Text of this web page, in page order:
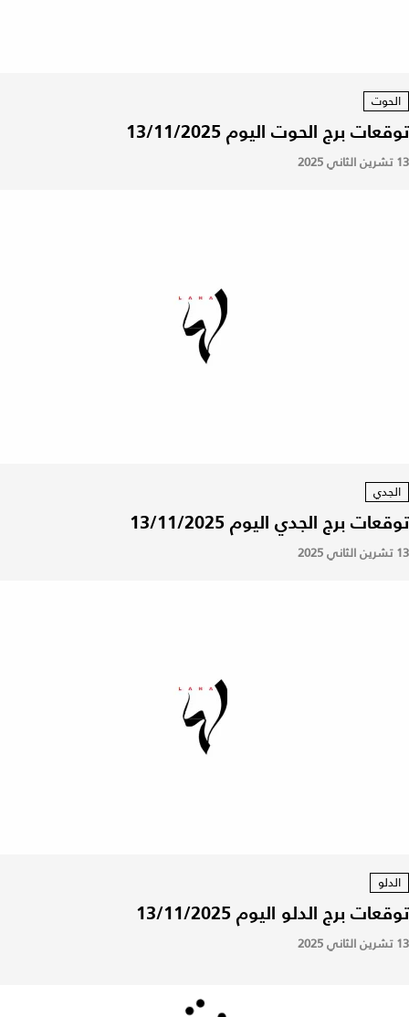
الحوت
توقعات برج الحوت اليوم 13/11/2025
13 تشرين الثاني 2025
الجدي
توقعات برج الجدي اليوم 13/11/2025
13 تشرين الثاني 2025
الدلو
توقعات برج الدلو اليوم 13/11/2025
13 تشرين الثاني 2025